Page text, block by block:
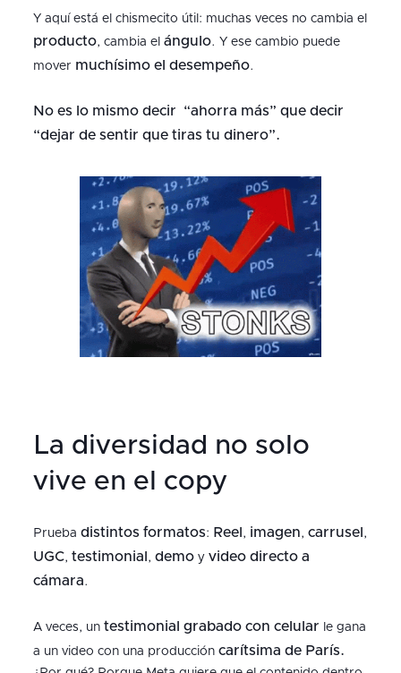
Y aquí está el chismecito útil: muchas veces no cambia el
producto, cambia el ángulo. Y ese cambio puede
mover muchísimo el desempeño.
No es lo mismo decir “ahorra más” que decir
“dejar de sentir que tiras tu dinero”.
La diversidad no solo
vive en el copy
Prueba distintos formatos: Reel , imagen, carrusel ,
UGC, testimonial , demoy video directo a
cámara.
A veces, un testimonial grabado con celular le gana
a un video con una producción carítsima de París.